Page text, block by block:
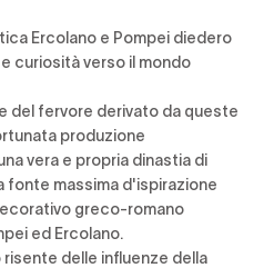
curiosità verso il mondo
del fervore derivato da queste
produzione
vera e propria dinastia di
fonte massima d'ispirazione
greco-romano
ed Ercolano.
delle influenze della